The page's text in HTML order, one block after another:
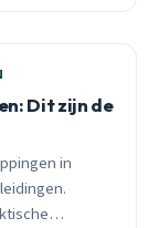
Dit zijn de
in